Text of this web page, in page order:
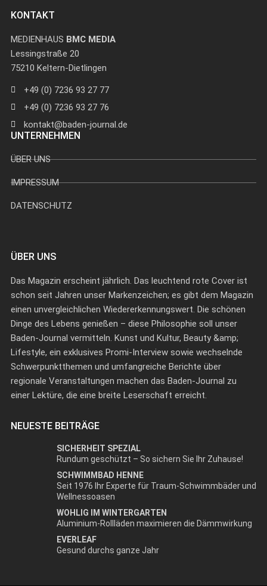
KONTAKT
MEDIENHAUS BMC MEDIA
Lessingstraße 20
75210 Keltern-Dietlingen
+49 (0) 7236 93 27 77
+49 (0) 7236 93 27 76
kontakt@baden-journal.de
UNTERNEHMEN
ÜBER UNS
IMPRESSUM
DATENSCHUTZ
ÜBER UNS
Das Magazin erscheint jährlich. Das leuchtend rote Cover ist
schon seit Jahren unser Markenzeichen; es gibt dem Magazin
einen unvergleichlichen Wiedererkennungswert. Die schönen
Dinge des Lebens genießen – diese Philosophie soll unser
Baden-Journal vermitteln. Kunst und Kultur, Beauty &amp;
Lifestyle, ein exklusives Promi-Interview sowie wechselnde
Schwerpunktthemen und umfangreiche Berichte über
regionale Veranstaltungen machen das Baden-Journal zu
einer Lektüre, die eine breite Leserschaft erreicht.
NEUESTE BEITRÄGE
SICHERHEIT SPEZIAL
Rundum geschützt – So sichern Sie Ihr Zuhause!
SCHWIMMBAD HENNE
Seit 1976 Ihr Experte für Traum-Schwimmbäder und
Wellnessoasen
WOHLIG IM WINTERGARTEN
Aluminium-Rollläden maximieren die Dämmwirkung
EVERLEAF
Gesund durchs ganze Jahr